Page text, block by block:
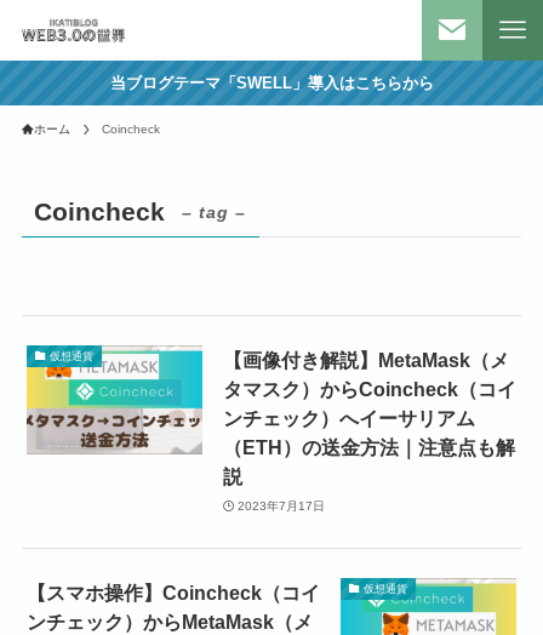
当ブログテーマ「SWELL」導入はこちらから
ホーム Coincheck
Coincheck – tag –
仮想通貨
【画像付き解説】MetaMask（メ
タマスク）からCoincheck（コイ
ンチェック）へイーサリアム
（ETH）の送金方法｜注意点も解
説
2023年7月17日
仮想通貨
【スマホ操作】Coincheck（コイ
ンチェック）からMetaMask（メ